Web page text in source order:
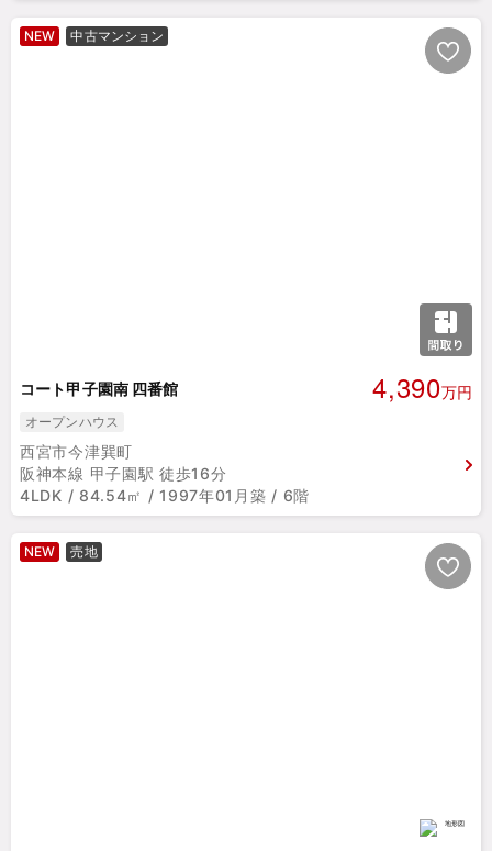
NEW 中古マンション
コート甲子園南 四番館 4,390万円
オープンハウス
西宮市今津巽町
阪神本線 甲子園駅 徒歩16分
4LDK / 84.54㎡ / 1997年01月築 / 6階
NEW 売地